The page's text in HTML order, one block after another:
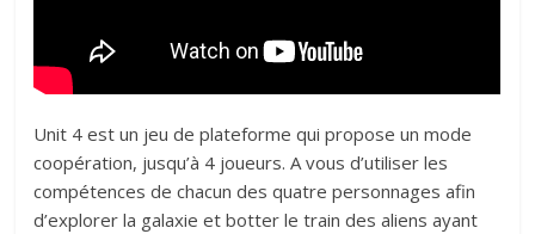
Unit 4 est un jeu de plateforme qui propose un mode
coopération, jusqu’à 4 joueurs. A vous d’utiliser les
compétences de chacun des quatre personnages afin
d’explorer la galaxie et botter le train des aliens ayant